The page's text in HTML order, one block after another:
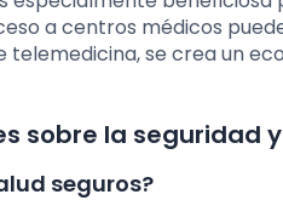
a centros médicos
se crea un
sobre la seguridad
seguros?